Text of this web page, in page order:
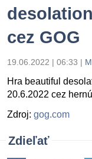
cez GOG
19.06.2022 | 06:33 |
Hra beautiful
20.6.2022 cez
Zdroj: gog.com
Zdieľať